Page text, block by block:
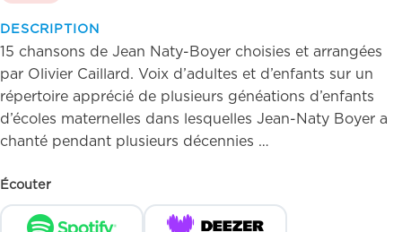
DESCRIPTION
15 chansons de Jean Naty-Boyer choisies et arrangées
par Olivier Caillard. Voix d’adultes et d’enfants sur un
répertoire apprécié de plusieurs généations d’enfants
d’écoles maternelles dans lesquelles Jean-Naty Boyer a
chanté pendant plusieurs décennies …
Écouter